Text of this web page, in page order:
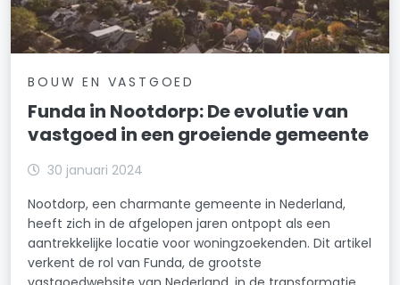
BOUW EN VASTGOED
Funda in Nootdorp: De evolutie van
vastgoed in een groeiende gemeente
30 januari 2024
Nootdorp, een charmante gemeente in Nederland,
heeft zich in de afgelopen jaren ontpopt als een
aantrekkelijke locatie voor woningzoekenden. Dit artikel
verkent de rol van Funda, de grootste